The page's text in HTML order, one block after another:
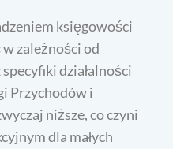
księgowości
zależności od
działalności
Przychodów i
niższe, co czyni
dla małych